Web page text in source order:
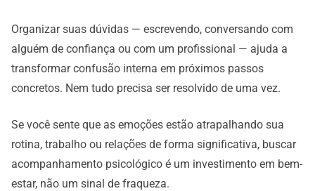
Organizar suas dúvidas — escrevendo, conversando com
alguém de confiança ou com um profissional — ajuda a
transformar confusão interna em próximos passos
concretos. Nem tudo precisa ser resolvido de uma vez.
Se você sente que as emoções estão atrapalhando sua
rotina, trabalho ou relações de forma significativa, buscar
acompanhamento psicológico é um investimento em bem-
estar, não um sinal de fraqueza.